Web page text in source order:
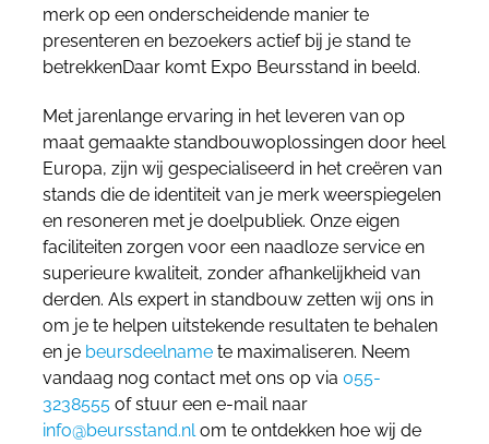
merk op een onderscheidende manier te
presenteren en bezoekers actief bij je stand te
betrekkenDaar komt Expo Beursstand in beeld.
Met jarenlange ervaring in het leveren van op
maat gemaakte standbouwoplossingen door heel
Europa, zijn wij gespecialiseerd in het creëren van
stands die de identiteit van je merk weerspiegelen
en resoneren met je doelpubliek. Onze eigen
faciliteiten zorgen voor een naadloze service en
superieure kwaliteit, zonder afhankelijkheid van
derden. Als expert in standbouw zetten wij ons in
om je te helpen uitstekende resultaten te behalen
en je beursdeelname te maximaliseren. Neem
vandaag nog contact met ons op via 055-
3238555 of stuur een e-mail naar
info@beursstand.nl om te ontdekken hoe wij de